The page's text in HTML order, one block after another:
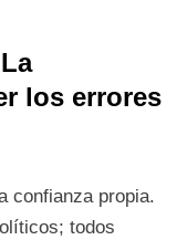
los errores
confianza propia.
todos